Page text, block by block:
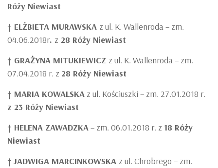
Róży Niewiast
† ELŻBIETA MURAWSKA z ul. K. Wallenroda – zm.
04.06.2018r. z 28 Róży Niewiast
† GRAŻYNA MITUKIEWICZ z ul. K. Wallenroda – zm.
07.04.2018 r. z 28 Róży Niewiast
† MARIA KOWALSKA z ul. Kościuszki – zm. 27.01.2018 r.
z 23 Róży Niewiast
† HELENA ZAWADZKA– zm. 06.01.2018 r. z 18 Róży
Niewiast
† JADWIGA MARCINKOWSKA z ul. Chrobrego – zm.